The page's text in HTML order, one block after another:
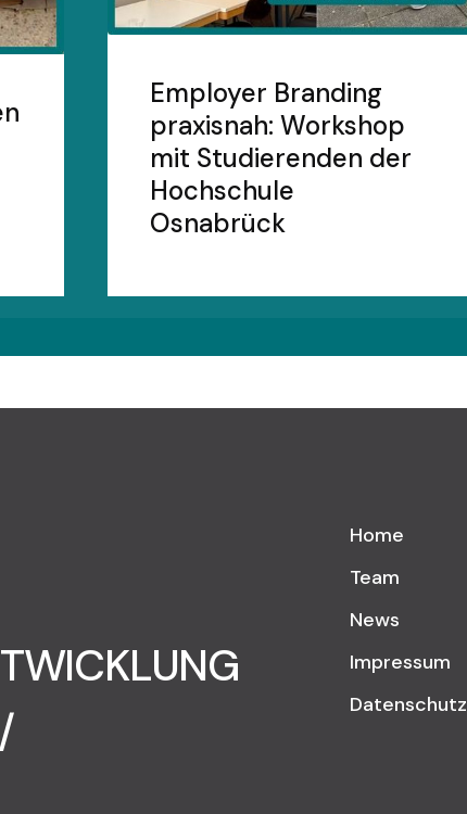
Employer Branding
praxisnah: Workshop
mit Studierenden der
Hochschule
Osnabrück
Home
Team
News
Impressum
Datenschutz